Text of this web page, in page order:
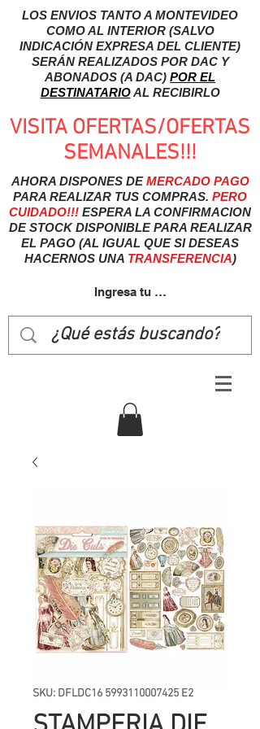
LOS ENVIOS TANTO A MONTEVIDEO
COMO AL INTERIOR (SALVO
INDICACIÓN EXPRESA DEL CLIENTE)
SERÁN REALIZADOS POR DAC Y
ABONADOS (A DAC) POR EL
DESTINATARIOAL RECIBIRLO
VISITA OFERTAS/OFERTAS
SEMANALES!!!
AHORA DISPONES DEMERCADO PAGO
PARA REALIZAR TUS COMPRAS. PERO
CUIDADO!!! ESPERA LA CONFIRMACION
DE STOCK DISPONIBLE PARA REALIZAR
EL PAGO (AL IGUAL QUE SI DESEAS
HACERNOS UNA TRANSFERENCIA)
Ingresa tu usuairo
SKU: DFLDC16 5993110007425 E2